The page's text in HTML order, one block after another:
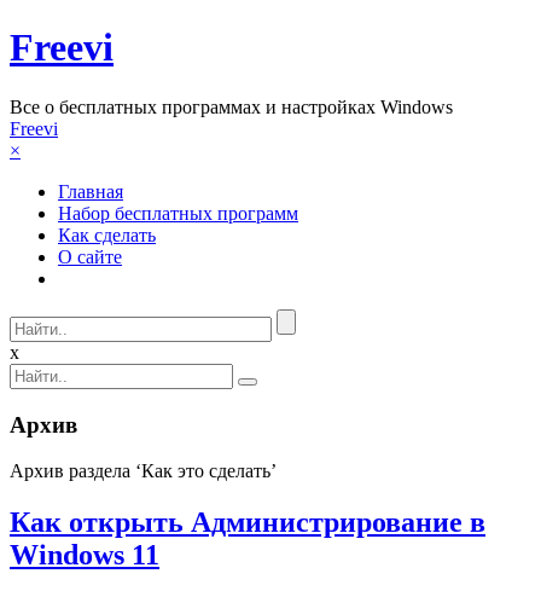
Freevi
Вcе о бесплатных программах и настройках Windows
Freevi
×
Главная
Набор бесплатных программ
Как сделать
О сайте
x
Архив
Архив раздела ‘Как это сделать’
Как открыть Администрирование в
Windows 11